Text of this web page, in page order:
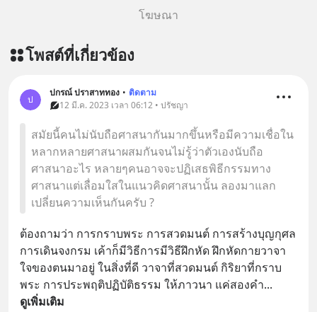
โฆษณา
โพสต์ที่เกี่ยวข้อง
ป
ปกรณ์ ปราสาททอง • ติดตาม
12 มี.ค. 2023 เวลา 06:12 • ปรัชญา
สมัยนี้คนไม่นับถือศาสนากันมากขึ้นหรือมีความเชื่อใน
หลากหลายศาสนาผสมกันจนไม่รู้ว่าตัวเองนับถือ
ศาสนาอะไร หลายๆคนอาจจะปฏิเสธพิธีกรรมทาง
ศาสนาแต่เลื่อมใสในแนวคิดศาสนานั้น ลองมาแลก
เปลี่ยนความเห็นกันครับ ?
ต้องถามว่า การกราบพระ การสวดมนต์ การสร้างบุญกุศล
การเดินจงกรม เค้าก็มีวิธีการมีวิธีฝึกหัด ฝึกหัดกายวาจา
ใจของตนมาอยู่ ในสิ่งที่ดี วาจาที่สวดมนต์ กิริยาที่กราบ
พระ การประพฤติปฏิบัติธรรม ให้ภาวนา แค่สองคำ...
ดูเพิ่มเติม